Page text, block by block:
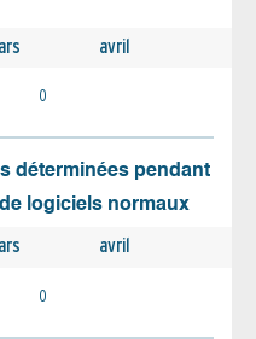
avril
0
déterminées pendant
logiciels normaux
avril
0